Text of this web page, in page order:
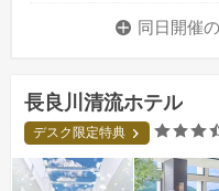
同日開催
長良川清流ホテル
デスク限定特典